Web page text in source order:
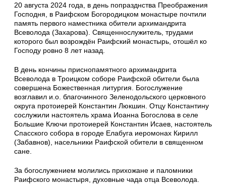
20 августа 2024 года, в день попразднства Преображения
Господня, в Раифском Богородицком монастыре почтили
память первого наместника обители архимандрита
Всеволода (Захарова). Священнослужитель, трудами
которого был возрождён Раифский монастырь, отошёл ко
Господу ровно 8 лет назад.
В день кончины приснопамятного архимандрита
Всеволода в Троицком соборе Раифской обители была
совершена Божественная литургия. Богослужение
возглавил и.о. благочинного Зеленодольского церковного
округа протоиерей Константин Люкшин. Отцу Константину
сослужили настоятель храма Иоанна Богослова в селе
Большие Ключи протоиерей Константин Исаев, настоятель
Спасского собора в городе Елабуга иеромонах Кирилл
(Забавнов), насельники Раифской обители в священном
сане.
За богослужением молились прихожане и паломники
Раифского монастыря, духовные чада отца Всеволода.